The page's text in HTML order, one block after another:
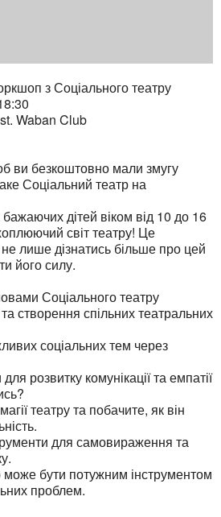
з Соціального театру
Waban Club
ви безкоштовно мали змугу
Соціальний театр на
дітей віком від 10 до 16
світ театру! Це
лише дізнатись більше про цей
його силу.
Соціального театру
створення спільних театральних
соціальних тем через
розвитку комунікації та емпатії
театру та побачите, як він
для самовираження та
може бути потужним інструментом
проблем.